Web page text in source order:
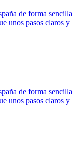
de forma sencilla
unos pasos claros y
de forma sencilla
unos pasos claros y